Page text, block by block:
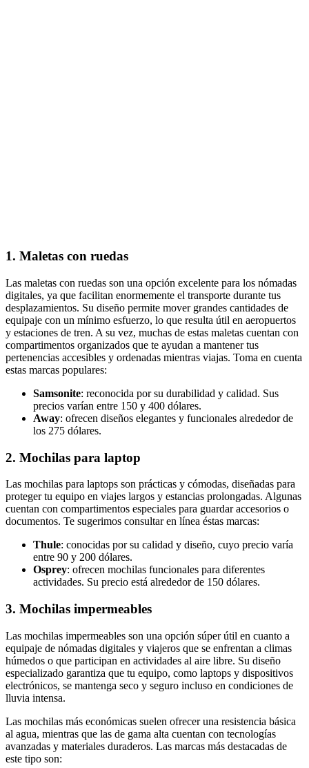
1. Maletas con ruedas
Las maletas con ruedas son una opción excelente para los nómadas
digitales, ya que facilitan enormemente el transporte durante tus
desplazamientos. Su diseño permite mover grandes cantidades de
equipaje con un mínimo esfuerzo, lo que resulta útil en aeropuertos
y estaciones de tren. A su vez, muchas de estas maletas cuentan con
compartimentos organizados que te ayudan a mantener tus
pertenencias accesibles y ordenadas mientras viajas. Toma en cuenta
estas marcas populares:
Samsonite: reconocida por su durabilidad y calidad. Sus
precios varían entre 150 y 400 dólares.
Away: ofrecen diseños elegantes y funcionales alrededor de
los 275 dólares.
2. Mochilas para laptop
Las mochilas para laptops son prácticas y cómodas, diseñadas para
proteger tu equipo en viajes largos y estancias prolongadas. Algunas
cuentan con compartimentos especiales para guardar accesorios o
documentos. Te sugerimos consultar en línea éstas marcas:
Thule: conocidas por su calidad y diseño, cuyo precio varía
entre 90 y 200 dólares.
Osprey: ofrecen mochilas funcionales para diferentes
actividades. Su precio está alrededor de 150 dólares.
3. Mochilas impermeables
Las mochilas impermeables son una opción súper útil en cuanto a
equipaje de nómadas digitales y viajeros que se enfrentan a climas
húmedos o que participan en actividades al aire libre. Su diseño
especializado garantiza que tu equipo, como laptops y dispositivos
electrónicos, se mantenga seco y seguro incluso en condiciones de
lluvia intensa.
Las mochilas más económicas suelen ofrecer una resistencia básica
al agua, mientras que las de gama alta cuentan con tecnologías
avanzadas y materiales duraderos. Las marcas más destacadas de
este tipo son: